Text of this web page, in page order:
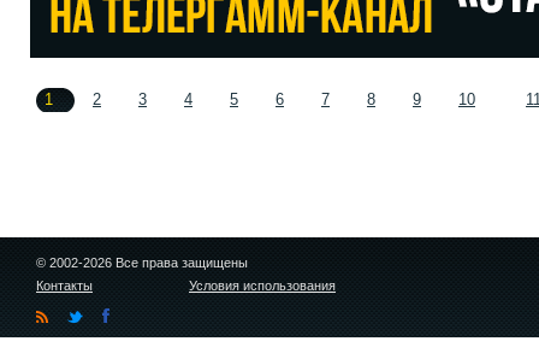
1 2 3 4 5 6 7 8 9 10
© 2002-2026 Все права защищены
Контакты
Условия использования